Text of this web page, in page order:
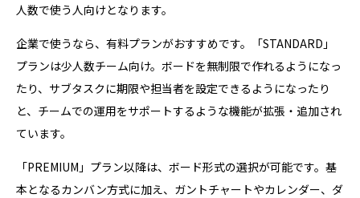
人数で使う人向けとなります。
企業で使うなら、有料プランがおすすめです。「STANDARD」
プランは少人数チーム向け。ボードを無制限で作れるようになっ
たり、サブタスクに期限や担当者を設定できるようになったり
と、チームでの運用をサポートするような機能が拡張・追加され
ています。
「PREMIUM」プラン以降は、ボード形式の選択が可能です。基
本となるカンバン方式に加え、ガントチャートやカレンダー、ダ